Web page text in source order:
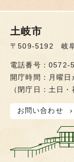
土岐市
〒509-5192 岐
電話番号：0572-
開庁時間：月曜
（閉庁日：土日
お問い合わせ